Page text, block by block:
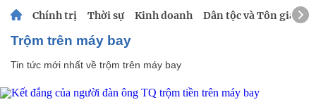
Chính trị Thời sự Kinh doanh Dân tộc và Tôn giáo
trộm trên máy bay
Tin tức mới nhất về trộm trên máy bay